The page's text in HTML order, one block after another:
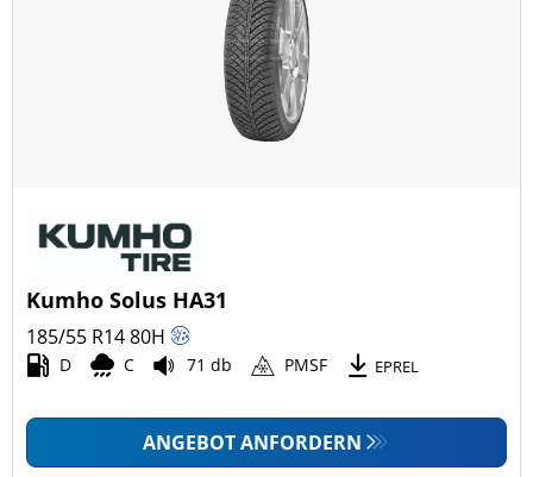
Kumho Solus HA31
185/55 R1480H
D C 71 db PMSF EPREL
ANGEBOT ANFORDERN